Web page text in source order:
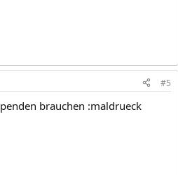
#5
brauchen :maldrueck